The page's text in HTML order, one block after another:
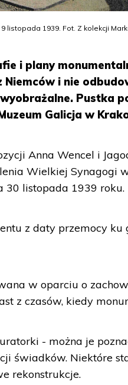
listopada 1939. Fot. Z kolekcji
i plany
Niemców i nie
Pustka
Galicja w
Anna Wencel i
Wielkiej Synagogi
30 listopada 1939 roku.
z daty przemocy
w oparciu o
z czasów, kiedy
- można je
świadków. Niektóre
rekonstrukcje.